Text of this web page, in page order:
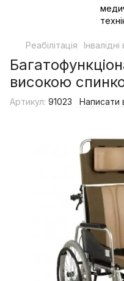
Реабілітація Інвалідні
високою
Артикул: 91023 Написати